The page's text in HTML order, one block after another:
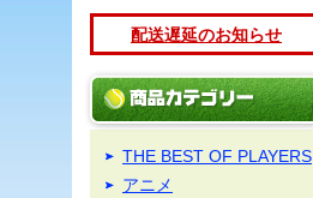
配送遅延のお知らせ
THE BEST OF PLAYERS
アニメ